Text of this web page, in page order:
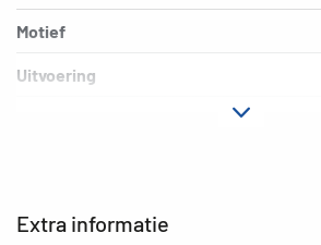
Extra informatie
Motief
Uitvoering